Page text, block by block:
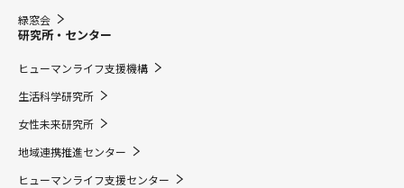
緑窓会
研究所・センター
ヒューマンライフ支援機構
生活科学研究所
女性未来研究所
地域連携推進センター
ヒューマンライフ支援センター